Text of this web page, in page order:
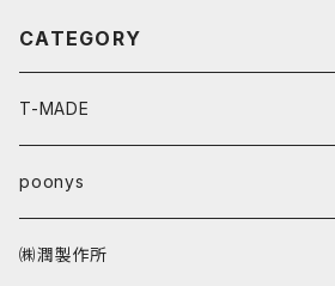
CATEGORY
T-MADE
poonys
㈱潤製作所